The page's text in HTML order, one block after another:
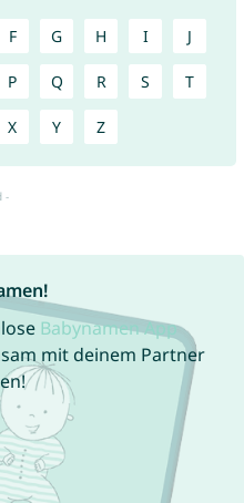
F G H I J
P Q R S T
X Y Z
Babynamen App
mit deinem Partner